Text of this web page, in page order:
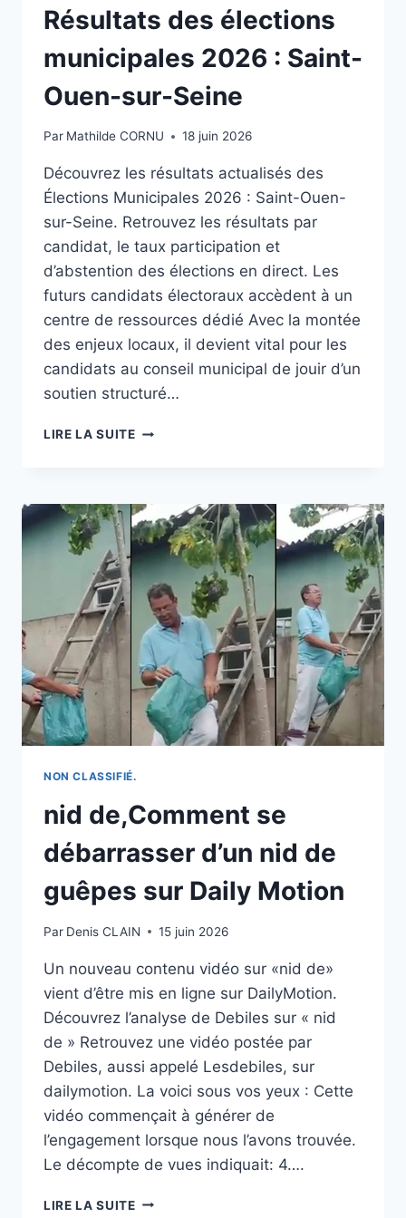
PAVÉ
TACTILE
D’UN
ORDINATEUR
HP
ELITEBOOK
Résultats des élections
municipales 2026 : Saint-
Ouen-sur-Seine
Par Mathilde CORNU 18 juin 2026
Découvrez les résultats actualisés des
Élections Municipales 2026 : Saint-Ouen-
sur-Seine. Retrouvez les résultats par
candidat, le taux participation et
d’abstention des élections en direct. Les
futurs candidats électoraux accèdent à un
centre de ressources dédié Avec la montée
des enjeux locaux, il devient vital pour les
candidats au conseil municipal de jouir d’un
soutien structuré…
LIRE LA SUITEDERNIÈRE
ÉLECTIONS
MUNICIPALES
2026
:
SAINT-
OUEN-
SUR-
SEINE
NON CLASSIFIÉ.
nid de,Comment se
débarrasser d’un nid de
guêpes sur Daily Motion
Par Denis CLAIN 15 juin 2026
Un nouveau contenu vidéo sur «nid de»
vient d’être mis en ligne sur DailyMotion.
Découvrez l’analyse de Debiles sur « nid
de » Retrouvez une vidéo postée par
Debiles, aussi appelé Lesdebiles, sur
dailymotion. La voici sous vos yeux : Cette
vidéo commençait à générer de
l’engagement lorsque nous l’avons trouvée.
Le décompte de vues indiquait: 4….
LIRE LA SUITENID